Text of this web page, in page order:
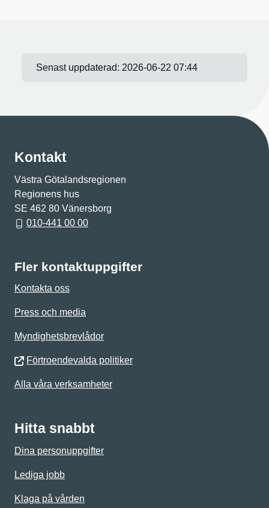
Senast uppdaterad: 2026-06-22 07:44
Kontakt
Västra Götalandsregionen
Regionens hus
SE 462 80 Vänersborg
010-441 00 00
Fler kontaktuppgifter
Kontakta oss
Press och media
Myndighetsbrevlådor
Förtroendevalda politiker
Alla våra verksamheter
Hitta snabbt
Dina personuppgifter
Lediga jobb
Klaga på vården